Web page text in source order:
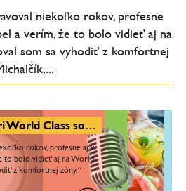
niekoľko rokov, profesne
a verím, že to bolo vidieť aj na
som sa vyhodiť z komfortnej
Adrián Michalčík: Pri World Class som neurobil kompromis. Som barman, ale šport mi dodáva energiu
rokov, profesne aj v
to bolo vidieť aj na World
z komfortnej zóny,“